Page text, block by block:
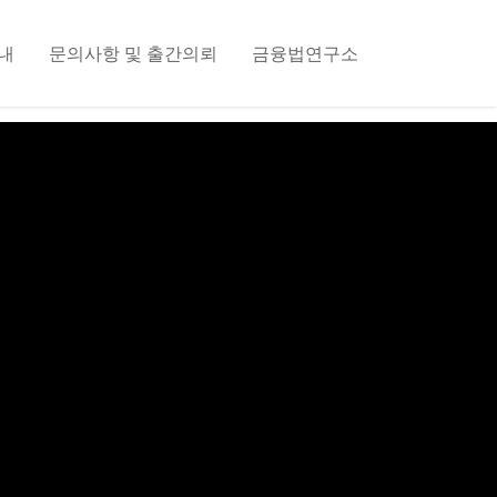
문의사항 및 출간의뢰 금융법연구소